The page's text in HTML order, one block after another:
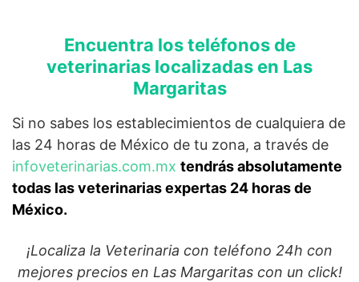
Encuentra los teléfonos de
veterinarias localizadas en Las
Margaritas
Si no sabes los establecimientos de cualquiera de
las 24 horas de México de tu zona, a través de
infoveterinarias.com.mx tendrás absolutamente
todas las veterinarias expertas 24 horas de
México.
¡Localiza la Veterinaria con teléfono 24h con
mejores precios en Las Margaritas con un click!